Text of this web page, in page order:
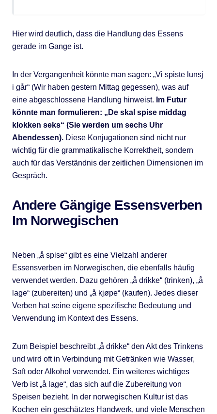
Hier wird deutlich, dass die Handlung des Essens
gerade im Gange ist.
In der Vergangenheit könnte man sagen: „Vi spiste lunsj
i går“ (Wir haben gestern Mittag gegessen), was auf
eine abgeschlossene Handlung hinweist. Im Futur
könnte man formulieren: „De skal spise middag
klokken seks“ (Sie werden um sechs Uhr
Abendessen).Diese Konjugationen sind nicht nur
wichtig für die grammatikalische Korrektheit, sondern
auch für das Verständnis der zeitlichen Dimensionen im
Gespräch.
Andere Gängige Essensverben
Im Norwegischen
Neben „å spise“ gibt es eine Vielzahl anderer
Essensverben im Norwegischen, die ebenfalls häufig
verwendet werden. Dazu gehören „å drikke“ (trinken), „å
lage“ (zubereiten) und „å kjøpe“ (kaufen). Jedes dieser
Verben hat seine eigene spezifische Bedeutung und
Verwendung im Kontext des Essens.
Zum Beispiel beschreibt „å drikke“ den Akt des Trinkens
und wird oft in Verbindung mit Getränken wie Wasser,
Saft oder Alkohol verwendet. Ein weiteres wichtiges
Verb ist „å lage“, das sich auf die Zubereitung von
Speisen bezieht. In der norwegischen Kultur ist das
Kochen ein geschätztes Handwerk, und viele Menschen